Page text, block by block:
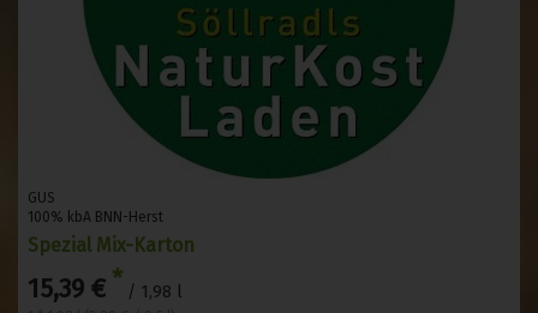
GUS
100% kbA BNN-Herst
Spezial Mix-Karton
15,39 € * / 1,98 l